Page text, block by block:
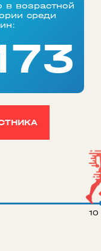
в возрастной
среди
10